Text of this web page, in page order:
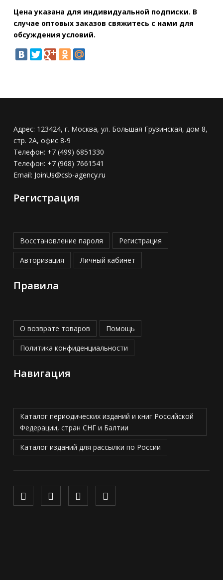
Цена указана для индивидуальной подписки. В
случае оптовых заказов свяжитесь с нами для
обсуждения условий.
Адрес: 123424, г. Москва, ул. Большая Грузинская, дом 8,
стр. 2А, офис 8-9
Телефон: +7 (499) 6851330
Телефон: +7 (968) 7661541
Email: JoinUs@csb-agency.ru
Регистрация
Восстановление пароля Регистрация
Авторизация Личный кабинет
Правила
О возврате товаров Помощь
Политика конфиденциальности
Навигация
Каталог периодических изданий и книг Российской
Федерации, стран СНГ и Балтии
Каталог изданий для рассылки по России